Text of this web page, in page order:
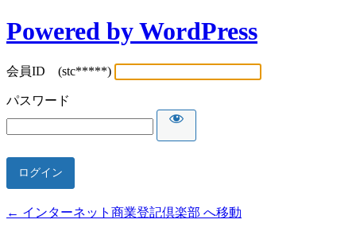
Powered by WordPress
会員ID (stc*****)
パスワード
← インターネット商業登記倶楽部 へ移動